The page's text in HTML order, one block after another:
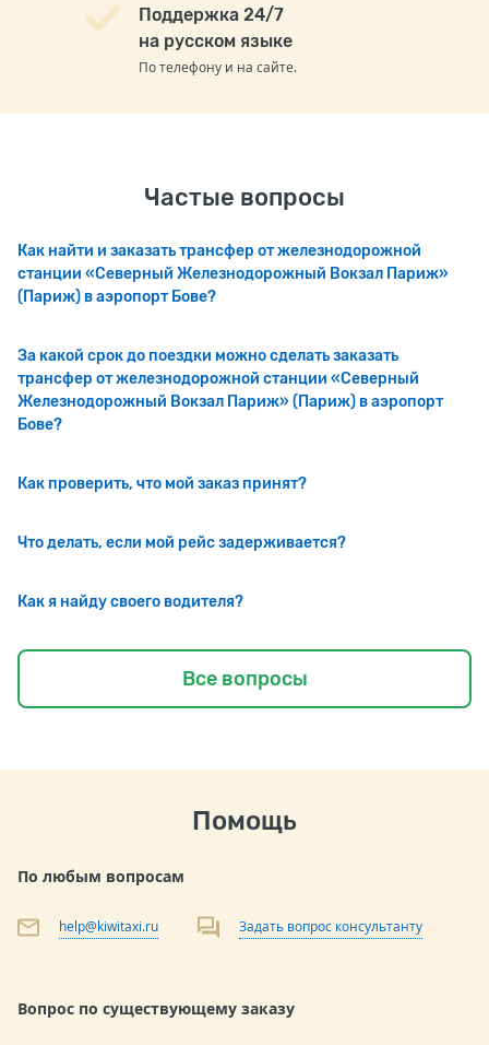
Поддержка 24/7
на русском языке
По телефону и на сайте.
Частые вопросы
Как найти и заказать трансфер от железнодорожной
станции «Северный Железнодорожный Вокзал Париж»
(Париж) в аэропорт Бове?
За какой срок до поездки можно сделать заказать
трансфер от железнодорожной станции «Северный
Железнодорожный Вокзал Париж» (Париж) в аэропорт
Бове?
Как проверить, что мой заказ принят?
Что делать, если мой рейс задерживается?
Как я найду своего водителя?
Все вопросы
Помощь
По любым вопросам
help@kiwitaxi.ru Задать вопрос консультанту
Вопрос по существующему заказу